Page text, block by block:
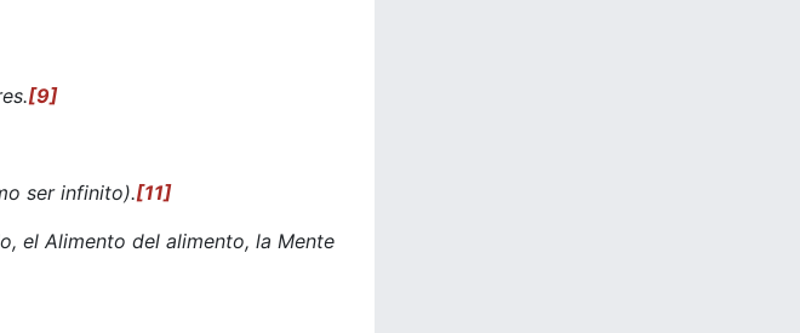
[9]
ser infinito).[11]
el Alimento del alimento, la Mente